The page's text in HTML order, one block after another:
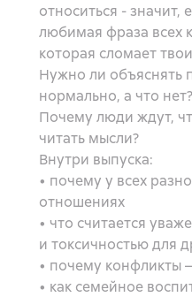
относиться - значит,
любимая фраза всех
которая сломает
Нужно ли объяснять
нормально, а что нет?
Почему люди ждут,
читать мысли?
Внутри выпуска:
• почему у всех
отношениях
• что считается
и токсичностью для
• почему конфликты
• как семейное